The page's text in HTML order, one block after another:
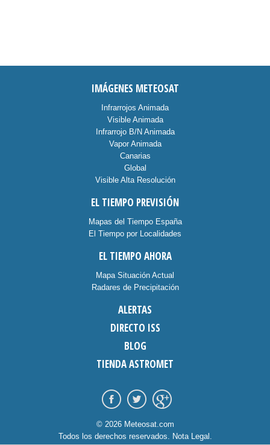
IMÁGENES METEOSAT
Infrarrojos Animada
Visible Animada
Infrarrojo B/N Animada
Vapor Animada
Canarias
Global
Visible Alta Resolución
EL TIEMPO PREVISIÓN
Mapas del Tiempo España
El Tiempo por Localidades
EL TIEMPO AHORA
Mapa Situación Actual
Radares de Precipitación
ALERTAS
DIRECTO ISS
BLOG
TIENDA ASTROMET
© 2026 Meteosat.com
Todos los derechos reservados. Nota Legal .